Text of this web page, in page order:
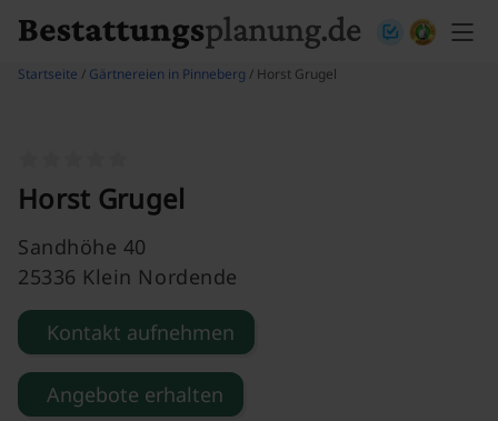
Startseite / Gärtnereien in Pinneberg / Horst Grugel
Horst Grugel
Sandhöhe 40
25336 Klein Nordende
Kontakt aufnehmen
Angebote erhalten